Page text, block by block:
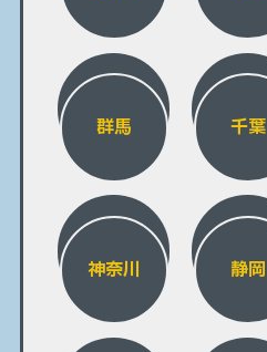
群馬 千葉
神奈川 静岡